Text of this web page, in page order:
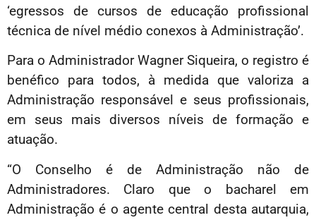
‘egressos de cursos de educação profissional
técnica de nível médio conexos à Administração’.
Para o Administrador Wagner Siqueira, o registro é
benéfico para todos, à medida que valoriza a
Administração responsável e seus profissionais,
em seus mais diversos níveis de formação e
atuação.
“O Conselho é de Administração não de
Administradores. Claro que o bacharel em
Administração é o agente central desta autarquia,